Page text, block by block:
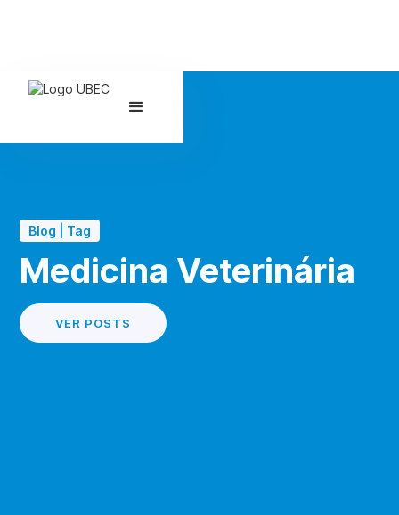
Blog | Tag
Medicina Veterinária
VER POSTS